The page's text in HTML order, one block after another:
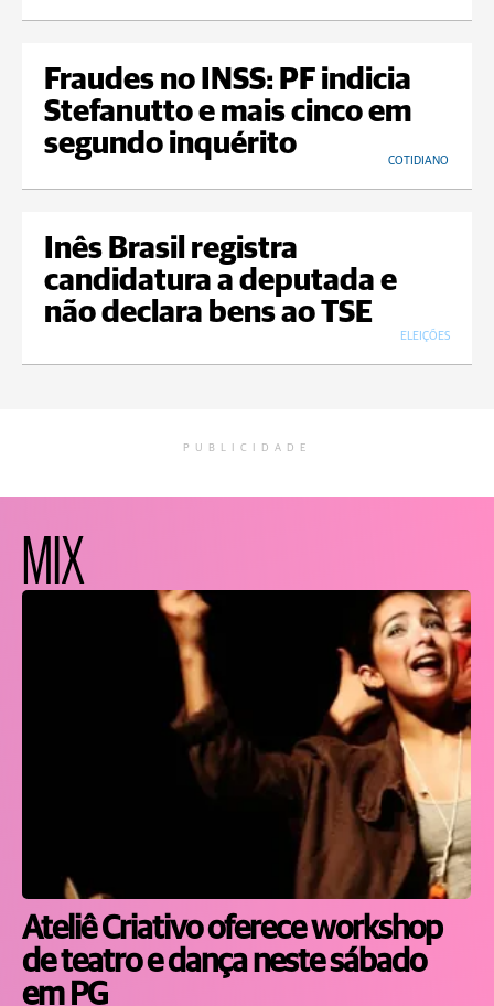
Fraudes no INSS: PF indicia
Stefanutto e mais cinco em
segundo inquérito
COTIDIANO
Inês Brasil registra
candidatura a deputada e
não declara bens ao TSE
ELEIÇÕES
PUBLICIDADE
MIX
Ateliê Criativo oferece workshop
de teatro e dança neste sábado
em PG